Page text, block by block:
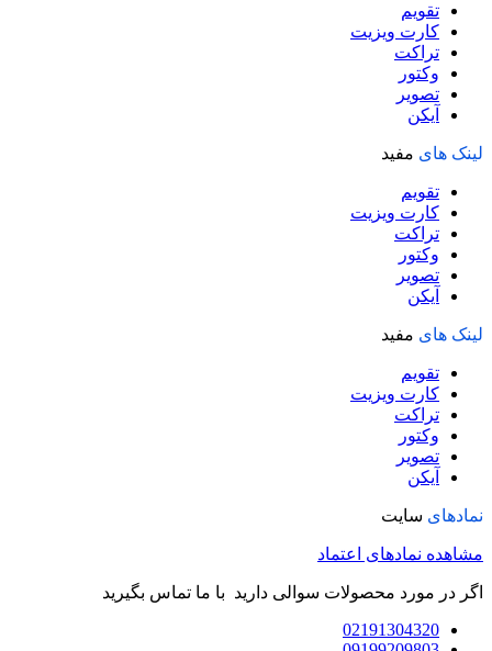
تقویم
کارت ویزیت
تراکت
وکتور
تصویر
آیکن
لینک های مفید
تقویم
کارت ویزیت
تراکت
وکتور
تصویر
آیکن
لینک های مفید
تقویم
کارت ویزیت
تراکت
وکتور
تصویر
آیکن
نمادهای سایت
مشاهده نمادهای اعتماد
اگر در مورد محصولات سوالی دارید با ما تماس بگیرید
02191304320